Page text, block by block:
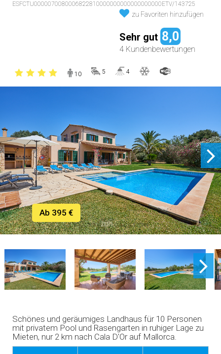
ESFCTU0000070080006822810000000000000000000ETV/143725
zu Favoriten hinzufügen
Sehr gut 8,0
4 Kundenbewertungen
10 5 4
Ab 395 €
Schönes und geräumiges Landhaus für 10 Personen
mit privatem Pool und Rasengarten in ruhiger Lage zu
Mieten, nur 2 km nach Cala D'Or auf Mallorca.